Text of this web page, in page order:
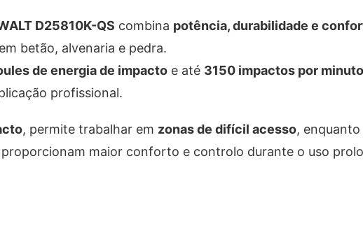
D25810K-QS combina potência, durabilidade e
em betão, alvenaria e pedra.
de energia de impacto e até 3150 impactos por minuto
profissional.
, permite trabalhar em zonas de difícil acesso, enquanto
proporcionam maior conforto e controlo durante o uso